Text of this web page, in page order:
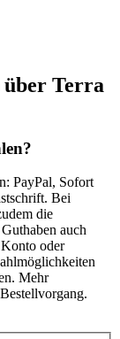
Terra
PayPal, Sofort
Bei
die
auch
oder
Mehr